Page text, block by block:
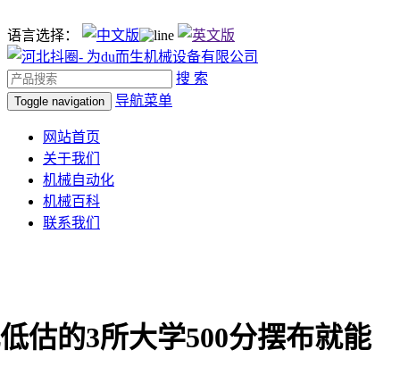
语言选择：
搜 索
Toggle navigation 导航菜单
网站首页
关于我们
机械自动化
机械百科
联系我们
估的3所大学500分摆布就能